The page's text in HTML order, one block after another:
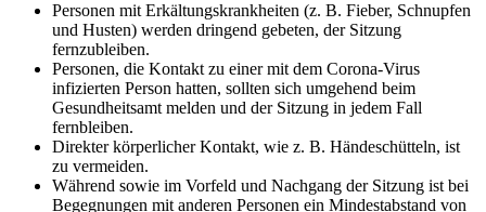
Personen mit Erkältungskrankheiten (z. B. Fieber, Schnupfen
und Husten) werden dringend gebeten, der Sitzung
fernzubleiben.
Personen, die Kontakt zu einer mit dem Corona-Virus
infizierten Person hatten, sollten sich umgehend beim
Gesundheitsamt melden und der Sitzung in jedem Fall
fernbleiben.
Direkter körperlicher Kontakt, wie z. B. Händeschütteln, ist
zu vermeiden.
Während sowie im Vorfeld und Nachgang der Sitzung ist bei
Begegnungen mit anderen Personen ein Mindestabstand von